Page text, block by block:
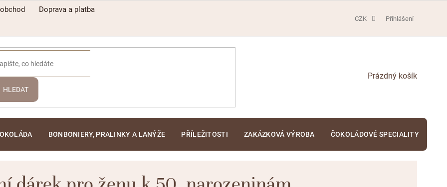
Doprava a platba
CZK Přihlášení
HLEDAT
NÁKUPNÍ
BONBONIERY, PRALINKY A LANÝŽE PŘÍLEŽITOSTI ZAKÁZKOVÁ VÝROBA ČOKOLÁDOVÉ SPECIALITY